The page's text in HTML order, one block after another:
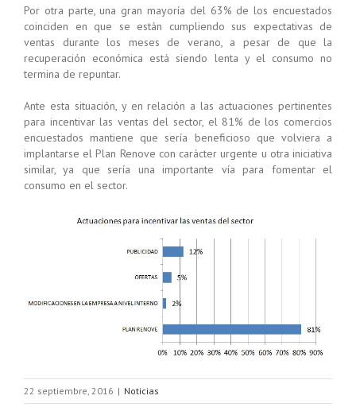
Por otra parte, una gran mayoría del 63% de los encuestados
coinciden en que se están cumpliendo sus expectativas de
ventas durante los meses de verano, a pesar de que la
recuperación económica está siendo lenta y el consumo no
termina de repuntar.
Ante esta situación, y en relación a las actuaciones pertinentes
para incentivar las ventas del sector, el 81% de los comercios
encuestados mantiene que sería beneficioso que volviera a
implantarse el Plan Renove con carácter urgente u otra iniciativa
similar, ya que sería una importante vía para fomentar el
consumo en el sector.
22 septiembre, 2016 | Noticias